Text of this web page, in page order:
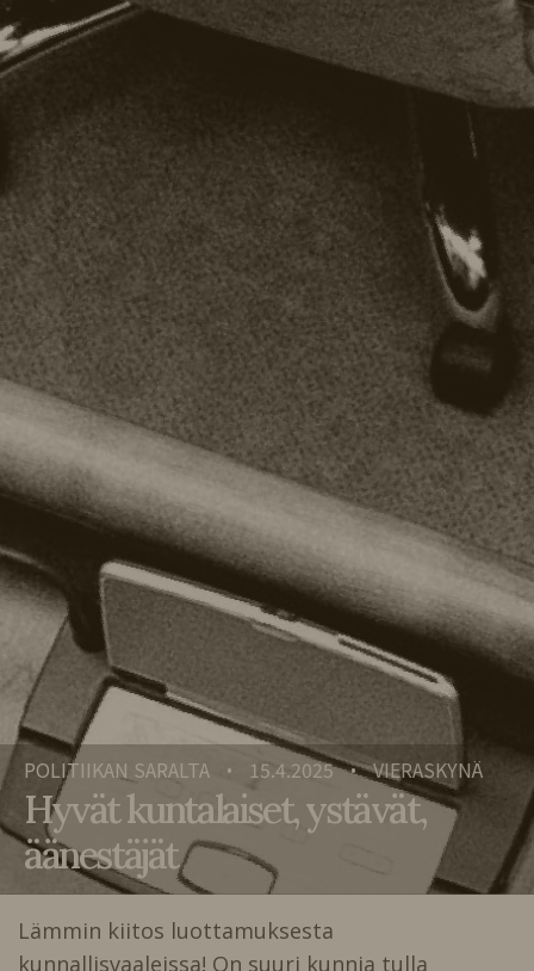
POLITIIKAN SARALTA • 15.4.2025 • VIERASKYNÄ
Hyvät kuntalaiset, ystävät,
äänestäjät
Lämmin kiitos luottamuksesta
kunnallisvaaleissa! On suuri kunnia tulla